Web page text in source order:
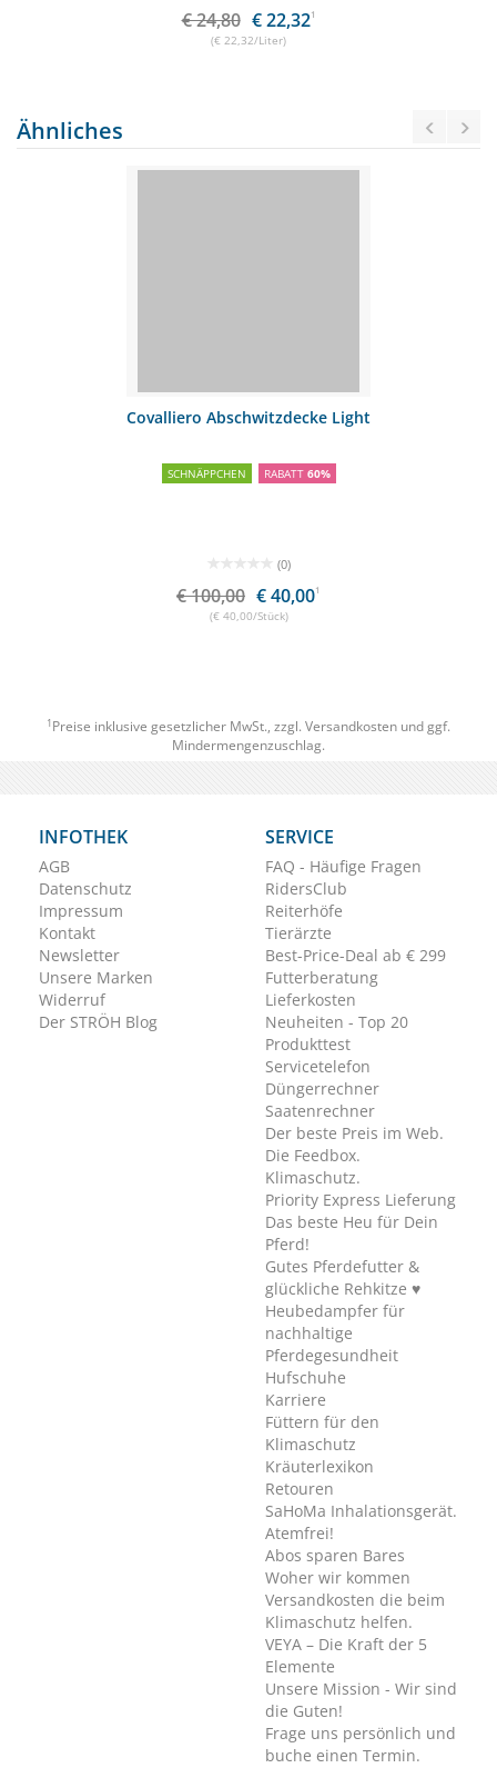
€ 24,80 € 22,321
(€ 22,32/Liter)
Ähnliches
Covalliero Abschwitzdecke Light
SCHNÄPPCHEN RABATT 60%
(0)
€ 100,00 € 40,001
(€ 40,00/Stück)
1 Preise inklusive gesetzlicher MwSt., zzgl. Versandkosten und ggf.
Mindermengenzuschlag.
INFOTHEK
AGB
Datenschutz
Impressum
Kontakt
Newsletter
Unsere Marken
Widerruf
Der STRÖH Blog
SERVICE
FAQ - Häufige Fragen
RidersClub
Reiterhöfe
Tierärzte
Best-Price-Deal ab € 299
Futterberatung
Lieferkosten
Neuheiten - Top 20
Produkttest
Servicetelefon
Düngerrechner
Saatenrechner
Der beste Preis im Web.
Die Feedbox.
Klimaschutz.
Priority Express Lieferung
Das beste Heu für Dein
Pferd!
Gutes Pferdefutter &
glückliche Rehkitze ♥
Heubedampfer für
nachhaltige
Pferdegesundheit
Hufschuhe
Karriere
Füttern für den
Klimaschutz
Kräuterlexikon
Retouren
SaHoMa Inhalationsgerät.
Atemfrei!
Abos sparen Bares
Woher wir kommen
Versandkosten die beim
Klimaschutz helfen.
VEYA – Die Kraft der 5
Elemente
Unsere Mission - Wir sind
die Guten!
Frage uns persönlich und
buche einen Termin.